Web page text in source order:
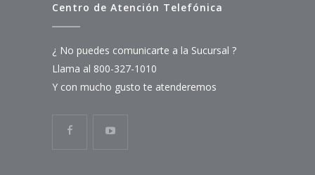
Centro de Atención Telefónica
¿ No puedes comunicarte a la Sucursal ?
Llama al 800-327-1010
Y con mucho gusto te atenderemos